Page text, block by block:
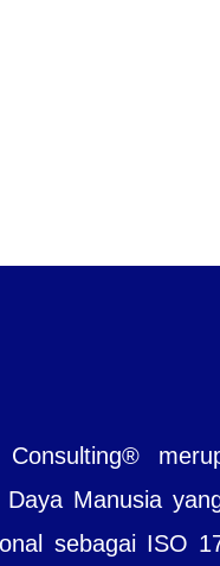
Manusia
sebagai ISO